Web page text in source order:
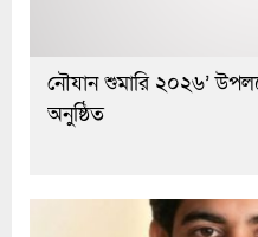
নৌযান শুমারি ২০২৬’
অনুষ্ঠিত